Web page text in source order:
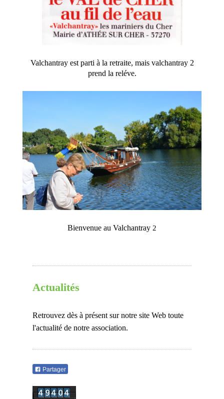
Valchantray est parti à la retraite, mais valchantray 2
prend la reléve.
Bienvenue au Valchantray 2
Actualités
Retrouvez dès à présent sur notre site Web toute
l'actualité de notre association.
Partager